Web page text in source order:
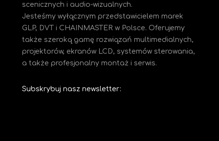
scenicznych i audio-wizualnych.
Jesteśmywyłącznym przedstawicielem marek
GLP, DVT i CHAINMASTER w Polsce. Oferujemy
także szeroką gamę rozwiązań multimedialnych,
projektorów, ekranów LCD, systemów sterowania,
a także profesjonalny montaż i serwis.
Subskrybuj nasz newsletter: